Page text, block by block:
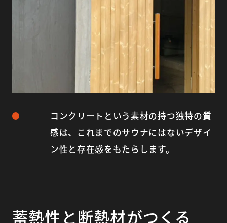
コンクリートという素材の持つ独特の質
感は、これまでのサウナにはないデザイ
ン性と存在感をもたらします。
蓄熱性と断熱材がつくる